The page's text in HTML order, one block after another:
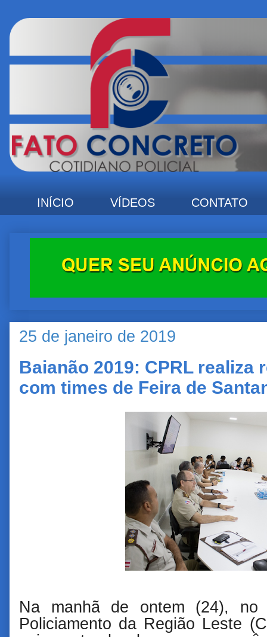
INÍCIO VÍDEOS CONTATO
25 de janeiro de 2019
Baianão 2019: CPRL realiza
com times de Feira de
Na manhã de ontem (24), no
Policiamento da Região Leste